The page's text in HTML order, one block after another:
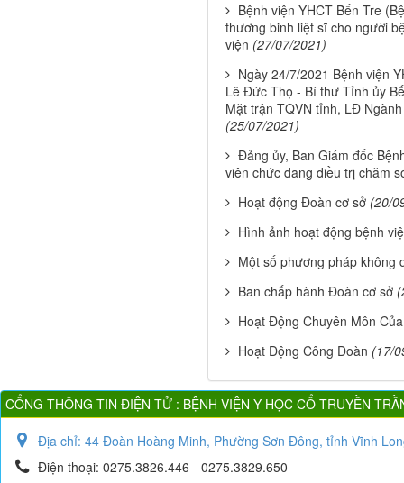
Bệnh viện YHCT Bến Tre
thương binh liệt sĩ cho người
viện (27/07/2021)
Ngày 24/7/2021 Bệnh viện
Lê Đức Thọ - Bí thư Tỉnh ủy
Mặt trận TQVN tỉnh, LĐ
(25/07/2021)
Đảng ủy, Ban Giám đốc
viên chức đang điều trị chăm
Hoạt động Đoàn cơ sở (20/
Hình ảnh hoạt động bệnh
Một số phương pháp không
Ban chấp hành Đoàn cơ sở
Hoạt Động Chuyên Môn
Hoạt Động Công Đoàn (17/
CỔNG THÔNG TIN ĐIỆN TỬ : BỆNH VIỆN Y HỌC CỔ TRUYỀN
Địa chỉ: 44 Đoàn Hoàng Minh, Phường Sơn Đông, tỉnh Vĩnh
Điện thoại: 0275.3826.446 - 0275.3829.650